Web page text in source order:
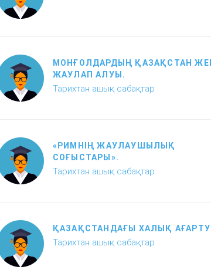
МОНҒОЛДАРДЫҢ ҚАЗАҚСТАН
ЖАУЛАП АЛУЫ.
Тарихтан ашық сабақтар
«РИМНІҢ ЖАУЛАУШЫЛЫҚ
СОҒЫСТАРЫ».
Тарихтан ашық сабақтар
ҚАЗАҚСТАНДАҒЫ ХАЛЫҚ АҒАРТУ
Тарихтан ашық сабақтар